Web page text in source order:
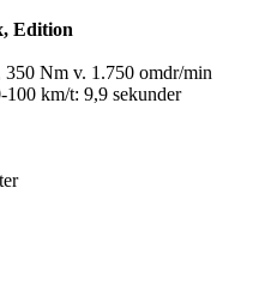
Edition
Nm v. 1.750 omdr/min
km/t: 9,9 sekunder